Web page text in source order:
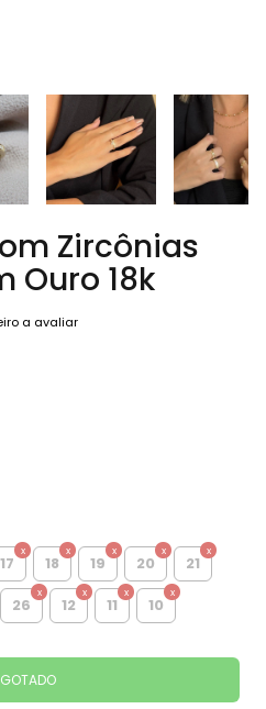
Zircônias
Ouro 18k
a avaliar
17 18 19 20
21
26 12 11 10